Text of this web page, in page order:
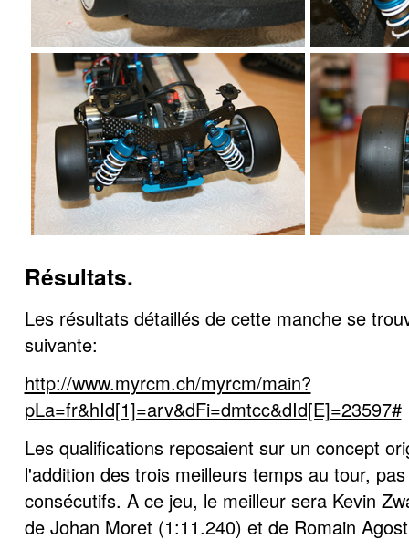
Résultats.
Les résultats détaillés de cette manche se
suivante:
http://www.myrcm.ch/myrcm/main?
pLa=fr&hId[1]=arv&dFi=dmtcc&dId[E]=23597#
Les qualifications reposaient sur un concept
l'addition des trois meilleurs temps au tour,
consécutifs. A ce jeu, le meilleur sera Kevin
de Johan Moret (1:11.240) et de Romain